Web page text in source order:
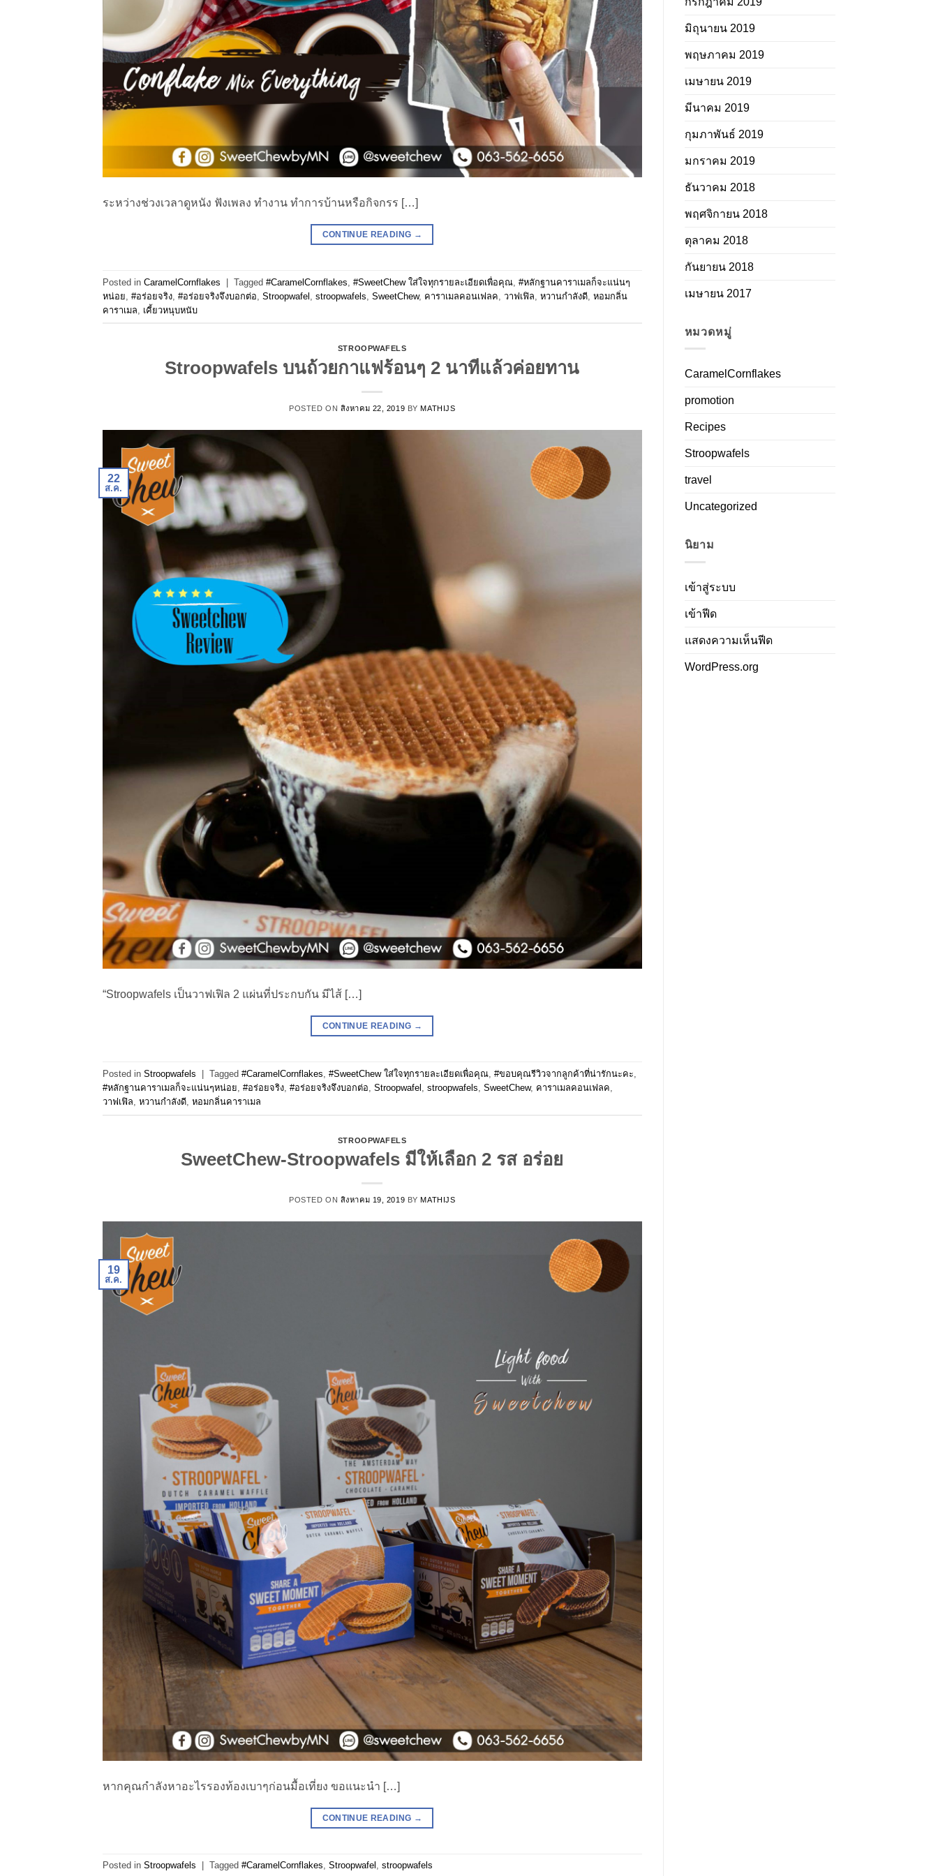
ระหว่างช่วงเวลาดูหนัง ฟังเพลง ทำงาน ทำการบ้านหรือกิจกรร […]
CONTINUE READING →
Posted in CaramelCornflakes | Tagged #CaramelCornflakes #SweetChew ใส่ใจทุกรายละเอียดเพื่อคุณ #หลักฐานคาราเมลก็จะแน่นๆ
หน่อย #อร่อยจริง #อร่อยจริงจึงบอกต่อ Stroopwafel stroopwafels SweetChew, คาราเมลคอนเฟลค วาฟเฟิล หวานกำลังดี หอมกลิ่น
คาราเมล
เคี้ยวหนุบหนับ
STROOPWAFELS
Stroopwafels บนถ้วยกาแฟร้อนๆ 2 นาทีแล้วค่อยทาน
POSTED ON สิงหาคม 22, 2019 BYMATHIJS
22
ส.ค.
“Stroopwafels เป็นวาฟเฟิล 2 แผ่นที่ประกบกัน มีไส้ […]
CONTINUE READING →
Posted in Stroopwafels Tagged #CaramelCornflakes #SweetChew ใส่ใจทุกรายละเอียดเพื่อคุณ #ขอบคุณรีวิวจากลูกค้าที่น่ารักนะคะ
#หลักฐานคาราเมลก็จะแน่นๆหน่อย #อร่อยจริง #อร่อยจริงจึงบอกต่อ Stroopwafel stroopwafels SweetChew, คาราเมลคอนเฟลค
วาฟเฟิล หวานกำลังดี หอมกลิ่นคาราเมล
STROOPWAFELS
SweetChew-Stroopwafels มีให้เลือก 2 รส อร่อย
POSTED ON สิงหาคม 19, 2019 BYMATHIJS
19
ส.ค.
หากคุณกำลังหาอะไรรองท้องเบาๆก่อนมื้อเที่ยง ขอแนะนำ […]
CONTINUE READING →
Posted in Stroopwafels Tagged #CaramelCornflakes Stroopwafel stroopwafels
มิถุนายน 2019
พฤษภาคม 2019
เมษายน 2019
มีนาคม 2019
กุมภาพันธ์ 2019
มกราคม 2019
ธันวาคม 2018
พฤศจิกายน 2018
ตุลาคม 2018
กันยายน 2018
เมษายน 2017
หมวดหมู่
CaramelCornflakes
promotion
Recipes
Stroopwafels
travel
Uncategorized
นิยาม
เข้าสู่ระบบ
เข้าฟีด
แสดงความเห็นฟีด
WordPress.org